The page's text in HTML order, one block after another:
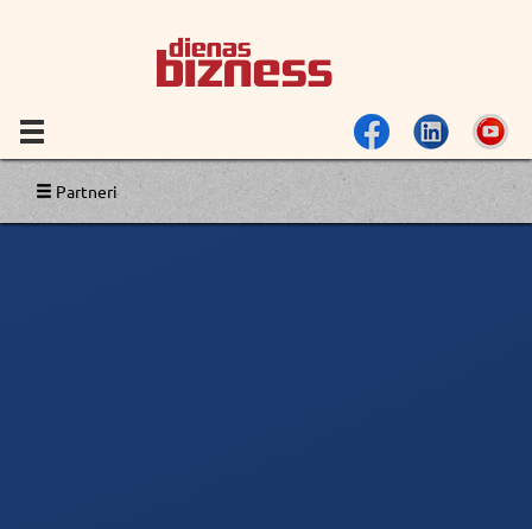
Partneri